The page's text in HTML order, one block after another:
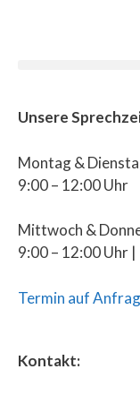
Unsere
Montag &
9:00 – 12:00 Uhr
Mittwoch &
9:00 – 12:00 Uhr
Termin auf
Kontakt: